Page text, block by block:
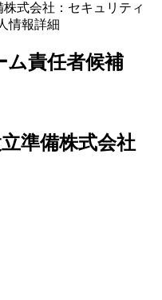
式会社：セキュリティ
情報詳細
ム責任者候補
準備株式会社